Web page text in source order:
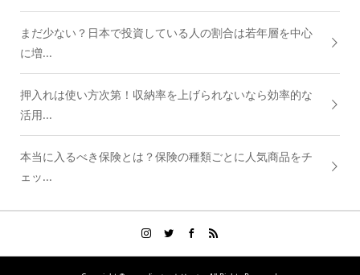
まだ少ない？日本で投資している人の割合は若年層を中心
に増...
押入れは使い方次第！収納率を上げられないなら効率的な
活用...
本当に入るべき保険とは？保険の種類ごとに人気商品をチ
ェッ...